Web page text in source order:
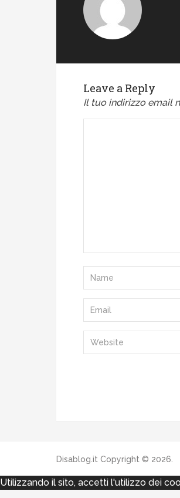
Leave a Reply
Il tuo indirizzo email
Disablog.it Copyright © 2026.
Utilizzando il sito, accetti l'utilizzo dei